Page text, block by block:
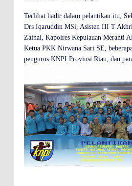
Terlihat hadir dalam pelantikan itu,
Drs Iqaruddin MSi, Asisten III T
Zainal, Kapolres Kepulauan Meranti
Ketua PKK Nirwana Sari SE,
pengurus KNPI Provinsi Riau, dan